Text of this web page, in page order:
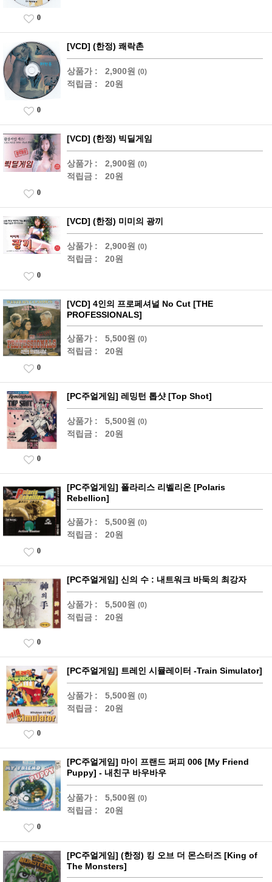
0
[VCD] (한정) 쾌락촌
상품가 : 2,900원 (0)
적립금 : 20원
0
[VCD] (한정) 빅딜게임
상품가 : 2,900원 (0)
적립금 : 20원
0
[VCD] (한정) 미미의 광끼
상품가 : 2,900원 (0)
적립금 : 20원
0
[VCD] 4인의 프로페셔널 No Cut [THE
PROFESSIONALS]
상품가 : 5,500원 (0)
적립금 : 20원
0
[PC주얼게임] 레밍턴 톱샷 [Top Shot]
상품가 : 5,500원 (0)
적립금 : 20원
0
[PC주얼게임] 폴라리스 리벨리온 [Polaris
Rebellion]
상품가 : 5,500원 (0)
적립금 : 20원
0
[PC주얼게임] 신의 수 : 내트워크 바둑의 최강자
상품가 : 5,500원 (0)
적립금 : 20원
0
[PC주얼게임] 트레인 시뮬레이터 -Train Simulator]
상품가 : 5,500원 (0)
적립금 : 20원
0
[PC주얼게임] 마이 프랜드 퍼피 006 [My Friend
Puppy] - 내친구 바우바우
상품가 : 5,500원 (0)
적립금 : 20원
0
[PC주얼게임] (한정) 킹 오브 더 몬스터즈 [King of
The Monsters]